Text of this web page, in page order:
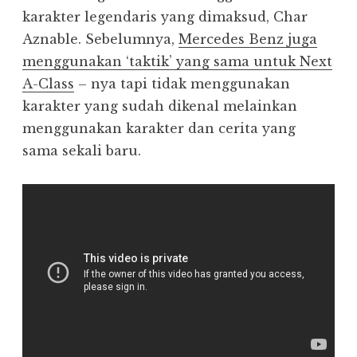
karakter legendaris yang dimaksud, Char
Aznable. Sebelumnya, Mercedes Benz juga
menggunakan ‘taktik’ yang sama untuk Next
A-Class – nya tapi tidak menggunakan
karakter yang sudah dikenal melainkan
menggunakan karakter dan cerita yang
sama sekali baru.